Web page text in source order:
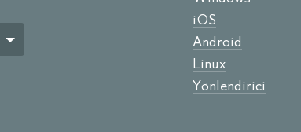
iOS
Android
Linux
Yönlendirici